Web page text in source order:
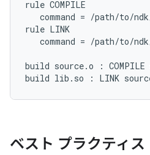
rule COMPILE
command = /path/to/
rule LINK
command = /path/to/
build source.o : COMPILE
ベスト プラクティス